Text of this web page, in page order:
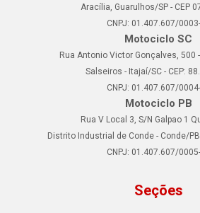
Aracília, Guarulhos/SP - CEP
CNPJ: 01.407.607/
Motociclo SC
Rua Antonio Victor Gonçalves, 500
Salseiros - Itajaí/SC - CEP:
CNPJ: 01.407.607/
Motociclo PB
Rua V Local 3, S/N Galpao 1
Distrito Industrial de Conde - Conde/PB
CNPJ: 01.407.607/
Seções